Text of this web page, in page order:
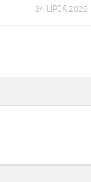
24 LIPCA 2026